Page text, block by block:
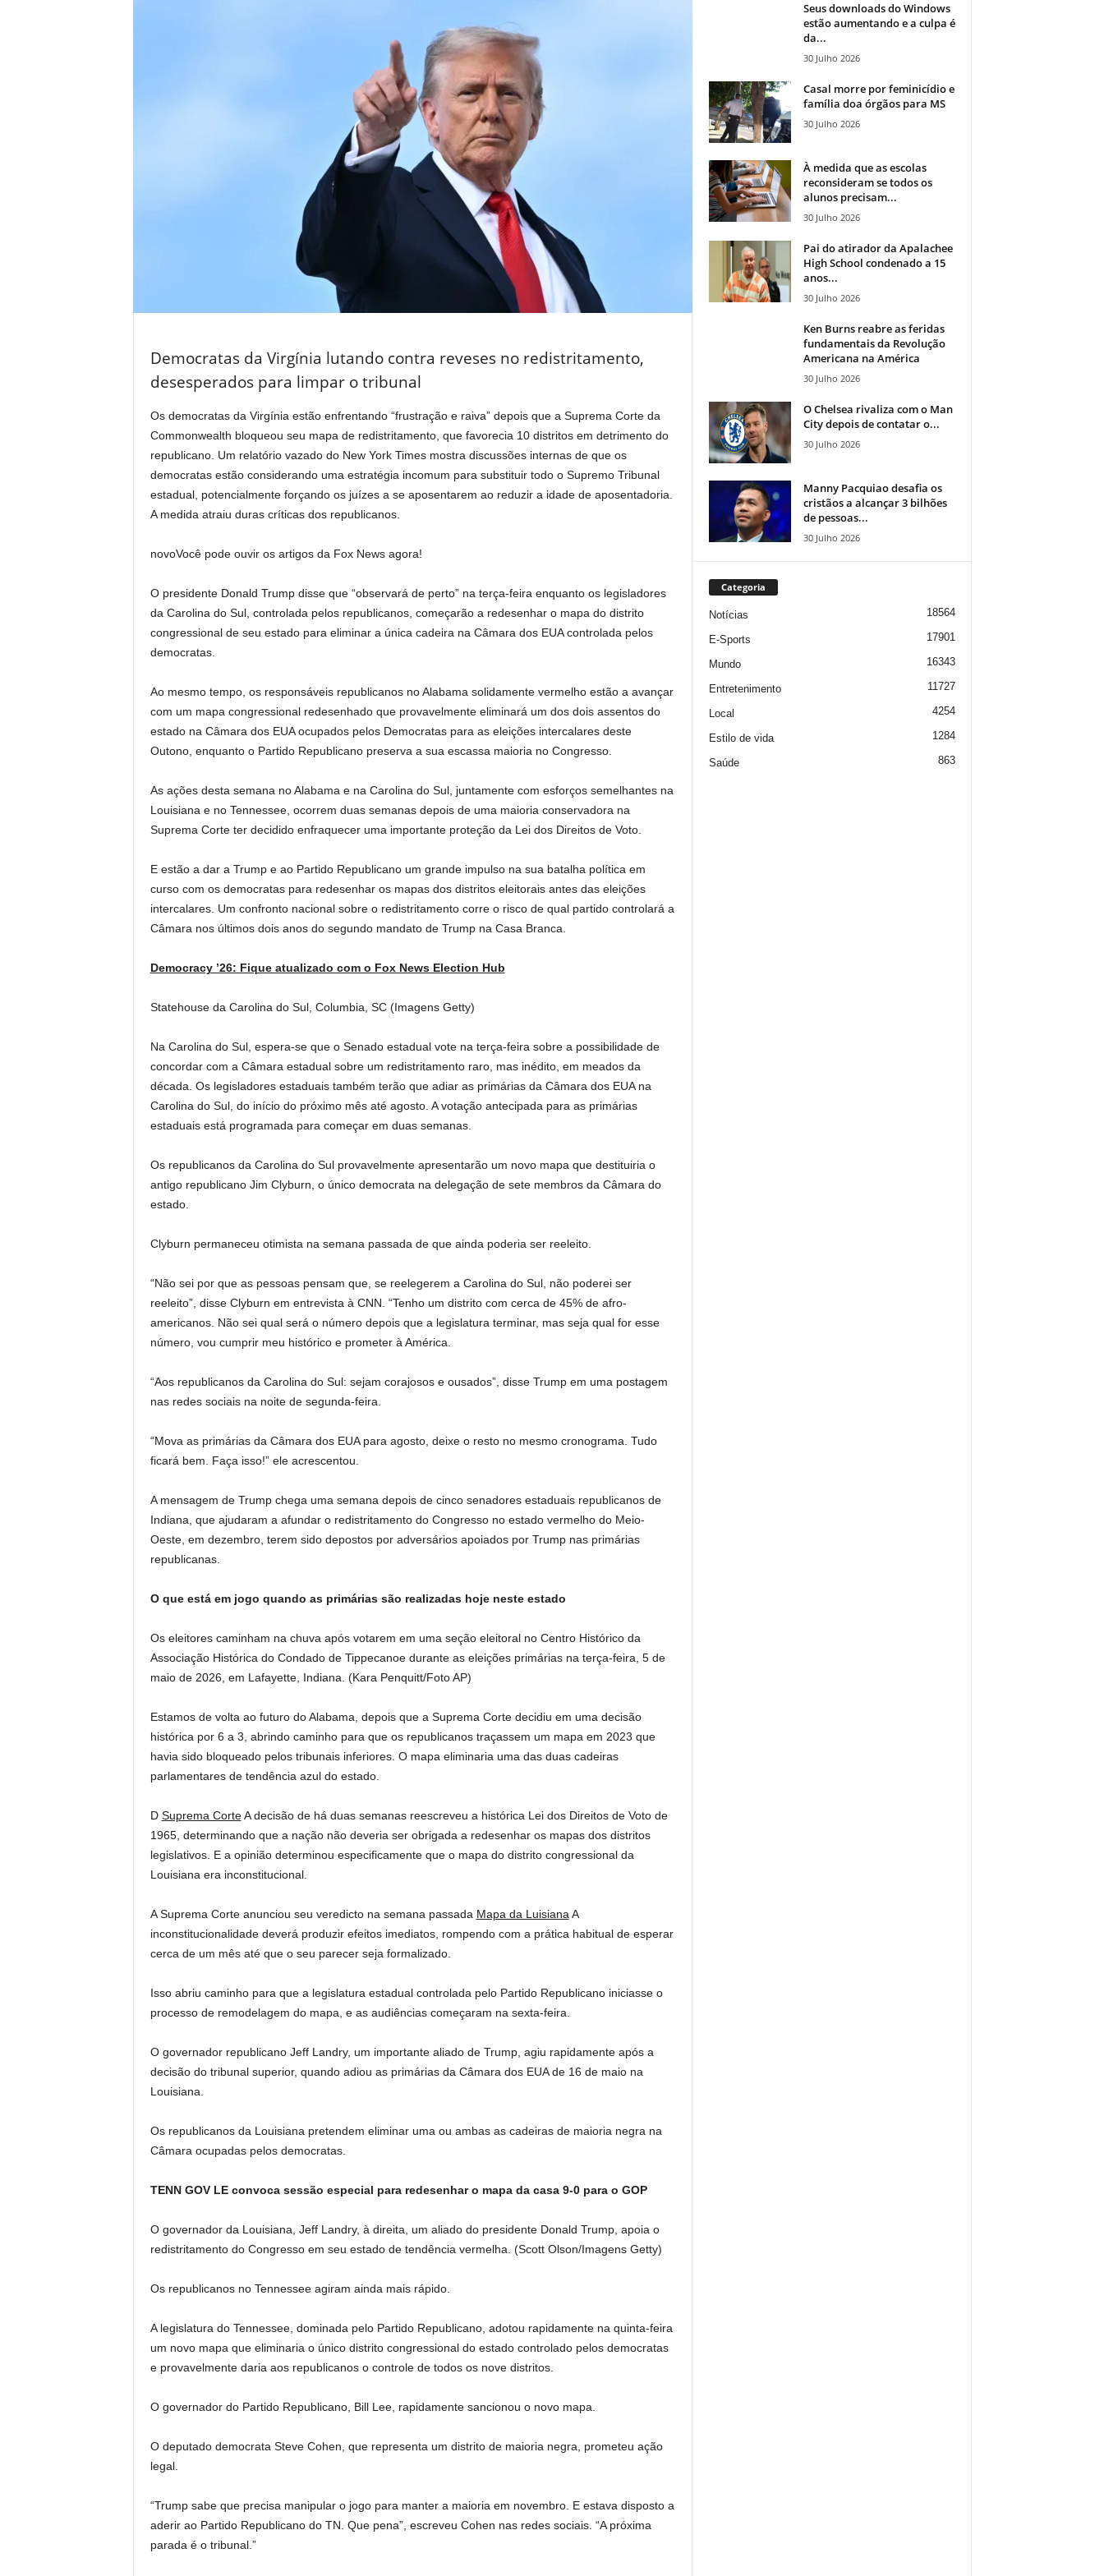
Democratas da Virgínia lutando contra reveses no redistritamento,
desesperados para limpar o tribunal
Os democratas da Virgínia estão enfrentando “frustração e raiva” depois que a Suprema Corte da
Commonwealth bloqueou seu mapa de redistritamento, que favorecia 10 distritos em detrimento do
republicano. Um relatório vazado do New York Times mostra discussões internas de que os
democratas estão considerando uma estratégia incomum para substituir todo o Supremo Tribunal
estadual, potencialmente forçando os juízes a se aposentarem ao reduzir a idade de aposentadoria.
A medida atraiu duras críticas dos republicanos.
novoVocê pode ouvir os artigos da Fox News agora!
O presidente Donald Trump disse que “observará de perto” na terça-feira enquanto os legisladores
da Carolina do Sul, controlada pelos republicanos, começarão a redesenhar o mapa do distrito
congressional de seu estado para eliminar a única cadeira na Câmara dos EUA controlada pelos
democratas.
Ao mesmo tempo, os responsáveis ​​republicanos no Alabama solidamente vermelho estão a avançar
com um mapa congressional redesenhado que provavelmente eliminará um dos dois assentos do
estado na Câmara dos EUA ocupados pelos Democratas para as eleições intercalares deste
Outono, enquanto o Partido Republicano preserva a sua escassa maioria no Congresso.
As ações desta semana no Alabama e na Carolina do Sul, juntamente com esforços semelhantes na
Louisiana e no Tennessee, ocorrem duas semanas depois de uma maioria conservadora na
Suprema Corte ter decidido enfraquecer uma importante proteção da Lei dos Direitos de Voto.
E estão a dar a Trump e ao Partido Republicano um grande impulso na sua batalha política em
curso com os democratas para redesenhar os mapas dos distritos eleitorais antes das eleições
intercalares. Um confronto nacional sobre o redistritamento corre o risco de qual partido controlará a
Câmara nos últimos dois anos do segundo mandato de Trump na Casa Branca.
Democracy ’26: Fique atualizado com o Fox News Election Hub
Statehouse da Carolina do Sul, Columbia, SC (Imagens Getty)
Na Carolina do Sul, espera-se que o Senado estadual vote na terça-feira sobre a possibilidade de
concordar com a Câmara estadual sobre um redistritamento raro, mas inédito, em meados da
década. Os legisladores estaduais também terão que adiar as primárias da Câmara dos EUA na
Carolina do Sul, do início do próximo mês até agosto. A votação antecipada para as primárias
estaduais está programada para começar em duas semanas.
Os republicanos da Carolina do Sul provavelmente apresentarão um novo mapa que destituiria o
antigo republicano Jim Clyburn, o único democrata na delegação de sete membros da Câmara do
estado.
Clyburn permaneceu otimista na semana passada de que ainda poderia ser reeleito.
“Não sei por que as pessoas pensam que, se reelegerem a Carolina do Sul, não poderei ser
reeleito”, disse Clyburn em entrevista à CNN. “Tenho um distrito com cerca de 45% de afro-
americanos. Não sei qual será o número depois que a legislatura terminar, mas seja qual for esse
número, vou cumprir meu histórico e prometer à América.
“Aos republicanos da Carolina do Sul: sejam corajosos e ousados”, disse Trump em uma postagem
nas redes sociais na noite de segunda-feira.
“Mova as primárias da Câmara dos EUA para agosto, deixe o resto no mesmo cronograma. Tudo
ficará bem. Faça isso!” ele acrescentou.
A mensagem de Trump chega uma semana depois de cinco senadores estaduais republicanos de
Indiana, que ajudaram a afundar o redistritamento do Congresso no estado vermelho do Meio-
Oeste, em dezembro, terem sido depostos por adversários apoiados por Trump nas primárias
republicanas.
O que está em jogo quando as primárias são realizadas hoje neste estado
Os eleitores caminham na chuva após votarem em uma seção eleitoral no Centro Histórico da
Associação Histórica do Condado de Tippecanoe durante as eleições primárias na terça-feira, 5 de
maio de 2026, em Lafayette, Indiana. (Kara Penquitt/Foto AP)
Estamos de volta ao futuro do Alabama, depois que a Suprema Corte decidiu em uma decisão
histórica por 6 a 3, abrindo caminho para que os republicanos traçassem um mapa em 2023 que
havia sido bloqueado pelos tribunais inferiores. O mapa eliminaria uma das duas cadeiras
parlamentares de tendência azul do estado.
D Suprema CorteA decisão de há duas semanas reescreveu a histórica Lei dos Direitos de Voto de
1965, determinando que a nação não deveria ser obrigada a redesenhar os mapas dos distritos
legislativos. E a opinião determinou especificamente que o mapa do distrito congressional da
Louisiana era inconstitucional.
A Suprema Corte anunciou seu veredicto na semana passada Mapa da Luisiana A
inconstitucionalidade deverá produzir efeitos imediatos, rompendo com a prática habitual de esperar
cerca de um mês até que o seu parecer seja formalizado.
Isso abriu caminho para que a legislatura estadual controlada pelo Partido Republicano iniciasse o
processo de remodelagem do mapa, e as audiências começaram na sexta-feira.
O governador republicano Jeff Landry, um importante aliado de Trump, agiu rapidamente após a
decisão do tribunal superior, quando adiou as primárias da Câmara dos EUA de 16 de maio na
Louisiana.
Os republicanos da Louisiana pretendem eliminar uma ou ambas as cadeiras de maioria negra na
Câmara ocupadas pelos democratas.
TENN GOV LE convoca sessão especial para redesenhar o mapa da casa 9-0 para o GOP
O governador da Louisiana, Jeff Landry, à direita, um aliado do presidente Donald Trump, apoia o
redistritamento do Congresso em seu estado de tendência vermelha. (Scott Olson/Imagens Getty)
Os republicanos no Tennessee agiram ainda mais rápido.
A legislatura do Tennessee, dominada pelo Partido Republicano, adotou rapidamente na quinta-feira
um novo mapa que eliminaria o único distrito congressional do estado controlado pelos democratas
e provavelmente daria aos republicanos o controle de todos os nove distritos.
O governador do Partido Republicano, Bill Lee, rapidamente sancionou o novo mapa.
O deputado democrata Steve Cohen, que representa um distrito de maioria negra, prometeu ação
legal.
“Trump sabe que precisa manipular o jogo para manter a maioria em novembro. E estava disposto a
aderir ao Partido Republicano do TN. Que pena”, escreveu Cohen nas redes sociais. “A próxima
parada é o tribunal.”
Seus downloads do Windows
estão aumentando e a culpa é
da...
30 Julho 2026
Casal morre por feminicídio e
família doa órgãos para MS
30 Julho 2026
À medida que as escolas
reconsideram se todos os
alunos precisam...
30 Julho 2026
Pai do atirador da Apalachee
High School condenado a 15
anos...
30 Julho 2026
Ken Burns reabre as feridas
fundamentais da Revolução
Americana na América
30 Julho 2026
O Chelsea rivaliza com o Man
City depois de contatar o...
30 Julho 2026
Manny Pacquiao desafia os
cristãos a alcançar 3 bilhões
de pessoas...
30 Julho 2026
Categoria
Notícias 18564
E-Sports 17901
Mundo 16343
Entretenimento 11727
Local 4254
Estilo de vida 1284
Saúde 863